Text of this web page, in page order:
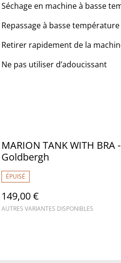
Séchage en machine à basse
Repassage à basse température
Retirer rapidement de la
Ne pas utiliser d’adoucissant
MARION TANK WITH BRA -
Goldbergh
ÉPUISÉ
149,00 €
AUTRES VARIANTES DISPONIBLES